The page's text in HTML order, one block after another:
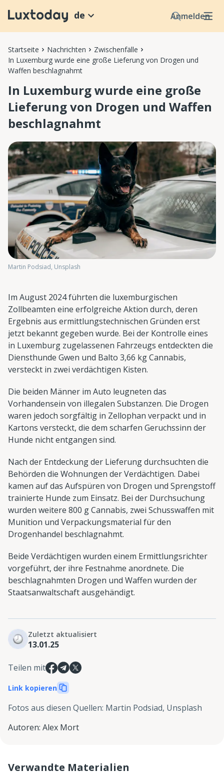
Anmelden
de
Startseite Nachrichten
Zwischenfälle
In Luxemburg wurde eine große Lieferung von Drogen und
Waffen beschlagnahmt
In Luxemburg wurde eine große
Lieferung von Drogen und Waffen
beschlagnahmt
Martin Podsiad, Unsplash
Im August 2024 führten die luxemburgischen
Zollbeamten eine erfolgreiche Aktion durch, deren
Ergebnis aus ermittlungstechnischen Gründen erst
jetzt bekannt gegeben wurde. Bei der Kontrolle eines
in Luxemburg zugelassenen Fahrzeugs entdeckten die
Diensthunde Gwen und Balto 3,66 kg Cannabis,
versteckt in zwei verdächtigen Kisten.
Die beiden Männer im Auto leugneten das
Vorhandensein von illegalen Substanzen. Die Drogen
waren jedoch sorgfältig in Zellophan verpackt und in
Kartons versteckt, die dem scharfen Geruchssinn der
Hunde nicht entgangen sind.
Nach der Entdeckung der Lieferung durchsuchten die
Behörden die Wohnungen der Verdächtigen. Dabei
kamen auf das Aufspüren von Drogen und Sprengstoff
trainierte Hunde zum Einsatz. Bei der Durchsuchung
wurden weitere 800 g Cannabis, zwei Schusswaffen mit
Munition und Verpackungsmaterial für den
Drogenhandel beschlagnahmt.
Beide Verdächtigen wurden einem Ermittlungsrichter
vorgeführt, der ihre Festnahme anordnete. Die
beschlagnahmten Drogen und Waffen wurden der
Staatsanwaltschaft ausgehändigt.
Zuletzt aktualisiert
13.01.25
Teilen mit
Link kopieren
Fotos aus diesen Quellen: Martin Podsiad, Unsplash
Autoren: Alex Mort
Verwandte Materialien